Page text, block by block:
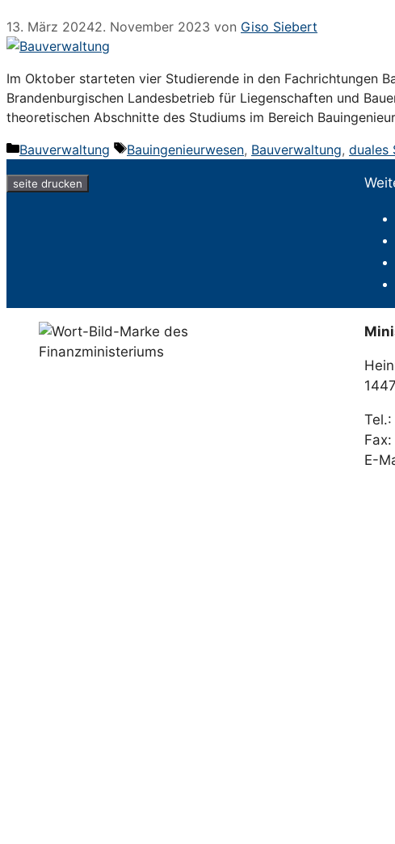
13. März 20242. November 2023 von Giso Siebert
Im Oktober starteten vier Studierende in den Fachrichtungen
Brandenburgischen Landesbetrieb für Liegenschaften und
theoretischen Abschnitte des Studiums im Bereich
Kategorien
Bauverwaltung Schlagwörter
Bauingenieurwesen, Bauverwaltung, duales
seite drucken
E-